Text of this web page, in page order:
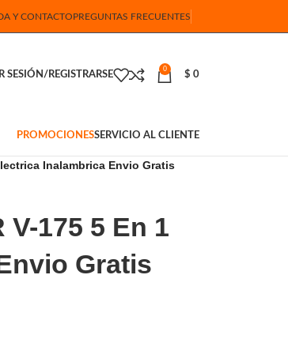
Y CONTACTOPREGUNTAS FRECUENTES
SESIÓN/REGISTRARSE
0
$ 0
PROMOCIONESSERVICIO AL CLIENTE
Inalambrica Envio Gratis
175 5 En 1
Gratis